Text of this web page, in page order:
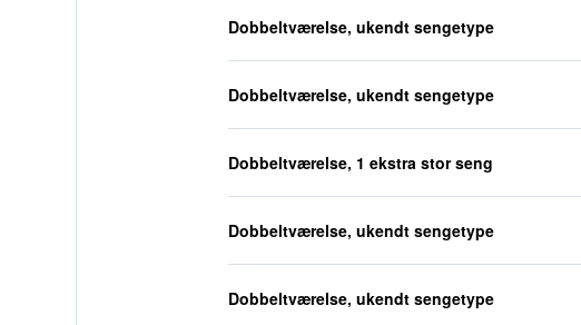
Dobbeltværelse, ukendt sengetype
Dobbeltværelse, ukendt sengetype
Dobbeltværelse, 1 ekstra stor seng
Dobbeltværelse, ukendt sengetype
Dobbeltværelse, ukendt sengetype